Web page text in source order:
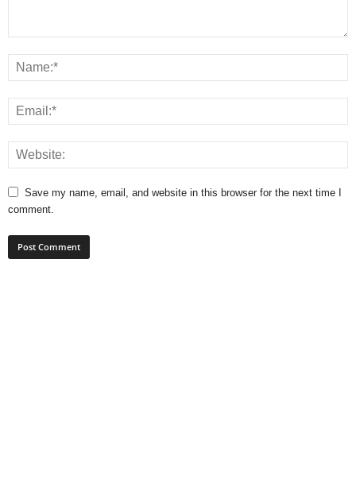
Save my name, email, and website in this browser for the next time I
comment.